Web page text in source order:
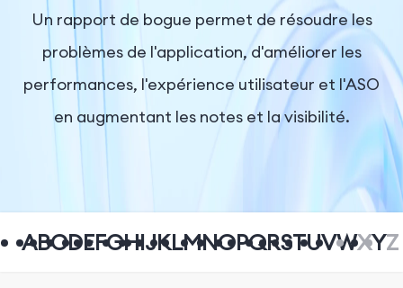
Tarifs
Entreprise
Un rapport de bogue permet de résoudre les
problèmes de l'application, d'améliorer les
performances, l'expérience utilisateur et l'ASO
en augmentant les notes et la visibilité.
ABCDEFGHIJKLMNOPQRSTUVWXYZ